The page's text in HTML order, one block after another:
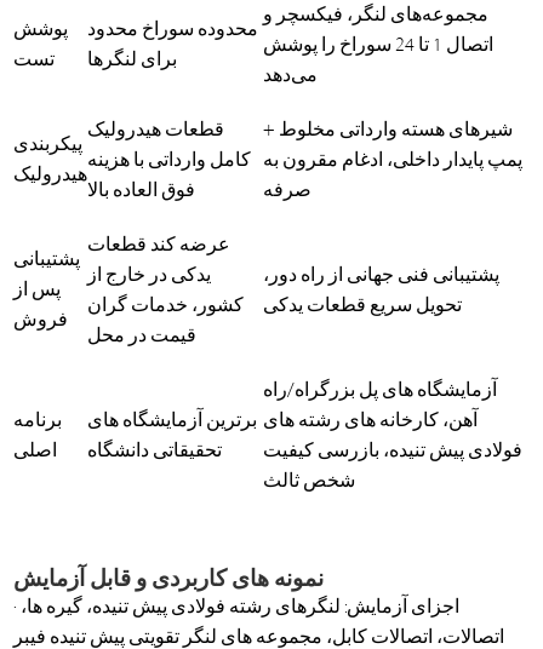
پوشش
تست
محدوده سوراخ محدود
برای لنگرها
مجموعه‌های لنگر، فیکسچر و
اتصال 1 تا 24 سوراخ را پوشش
می‌دهد
پیکربندی
هیدرولیک
قطعات هیدرولیک
کامل وارداتی با هزینه
فوق العاده بالا
شیرهای هسته وارداتی مخلوط +
پمپ پایدار داخلی، ادغام مقرون به
صرفه
پشتیبانی
پس از
فروش
عرضه کند قطعات
یدکی در خارج از
کشور، خدمات گران
قیمت در محل
پشتیبانی فنی جهانی از راه دور،
تحویل سریع قطعات یدکی
برنامه
اصلی
برترین آزمایشگاه های
تحقیقاتی دانشگاه
آزمایشگاه های پل بزرگراه/راه
آهن، کارخانه های رشته های
فولادی پیش تنیده، بازرسی کیفیت
شخص ثالث
نمونه های کاربردی و قابل آزمایش
· اجزای آزمایش: لنگرهای رشته فولادی پیش تنیده، گیره ها،
اتصالات، اتصالات کابل، مجموعه های لنگر تقویتی پیش تنیده فیبر